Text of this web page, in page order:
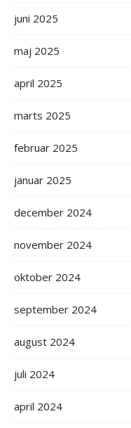
juni 2025
maj 2025
april 2025
marts 2025
februar 2025
januar 2025
december 2024
november 2024
oktober 2024
september 2024
august 2024
juli 2024
april 2024